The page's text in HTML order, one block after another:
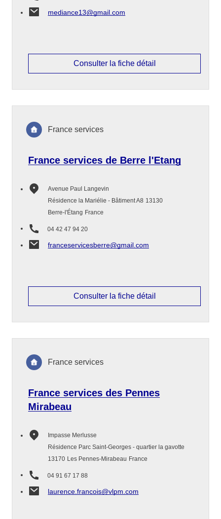
mediance13@gmail.com
Consulter la fiche détail
France services de Berre l'Etang
Avenue Paul Langevin
Résidence la Mariélie - Bâtiment A8 13130
Berre-l'Étang France
04 42 47 94 20
franceservicesberre@gmail.com
France services
Consulter la fiche détail
France services des Pennes
Mirabeau
Impasse Merlusse
Résidence Parc Saint-Georges - quartier la gavotte
13170 Les Pennes-Mirabeau France
04 91 67 17 88
laurence.francois@vlpm.com
France services